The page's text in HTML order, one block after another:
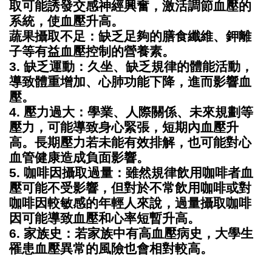
取可能誘發交感神經興奮，激活調節血壓的
系統，使血壓升高。
蔬果攝取不足：缺乏足夠的膳食纖維、鉀離
子等有益血壓控制的營養素。
3. 缺乏運動 ：久坐、缺乏規律的體能活動，
導致體重增加、心肺功能下降，進而影響血
壓。
4. 壓力過大 ：學業、人際關係、未來規劃等
壓力，可能導致身心緊張，短期內血壓升
高。長期壓力若未能有效排解，也可能對心
血管健康造成負面影響。
5. 咖啡因攝取過量 ：雖然規律飲用咖啡者血
壓可能不受影響，但對於不常飲用咖啡或對
咖啡因較敏感的年輕人來說，過量攝取咖啡
因可能導致血壓和心率短暫升高。
6. 家族史 ：若家族中有高血壓病史，大學生
罹患血壓異常的風險也會相對較高。